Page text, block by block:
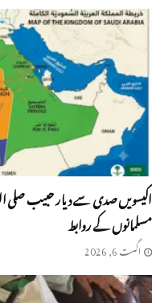
اکیسویں صدی سے دیار حبیب صلی
مسلمانوں کے روابط
اگست 6, 2026